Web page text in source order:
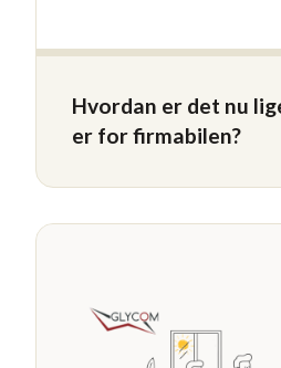
Hvordan er det nu
er for firmabilen?